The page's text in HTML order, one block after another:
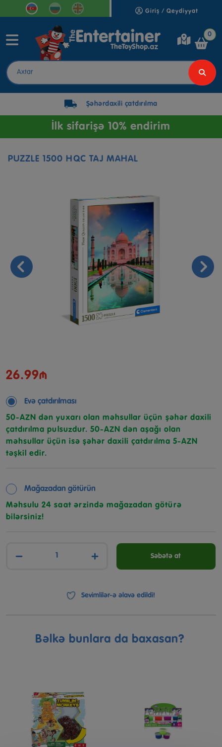
Giriş / Qeydiyyat
0
Şəhərdaxili çatdırılma
İlk sifarişə 10% endirim
PUZZLE 1500 HQC TAJ MAHAL
26.99₼
Evə çatdırılması
50-AZN dən yuxarı olan məhsullar üçün şəhər daxili
çatdırılma pulsuzdur. 50-AZN dən aşağı olan
məhsullar üçün isə şəhər daxili çatdırılma 5-AZN
təşkil edir.
Mağazadan götürün
Məhsulu 24 saat ərzində mağazadan götürə
bilərsiniz!
− + Səbətə at
Sevimlilər-ə əlavə edildi!
Bəlkə bunlara da baxasan?